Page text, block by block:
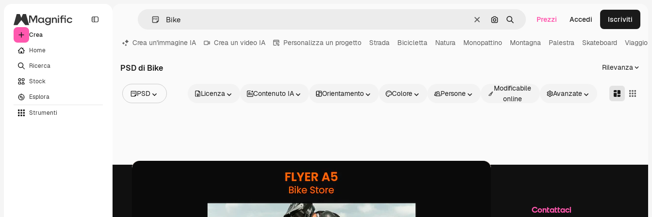
Crea
Home
Ricerca
Stock
Esplora
Strumenti
CancellaCerca per immagine
Ricerca Prezzi Accedi Iscriviti
Crea un'immagine IA Crea un video IA Personalizza un progetto Strada Bicicletta Natura Monopattino Montagna Palestra Skateboard Viaggio
PSD di Bike Rilevanza
PSD
Video
Licenza Contenuto IA Orientamento Colore Persone
Modificabile
online
Avanzate
Prodotti Inizia Contattaci